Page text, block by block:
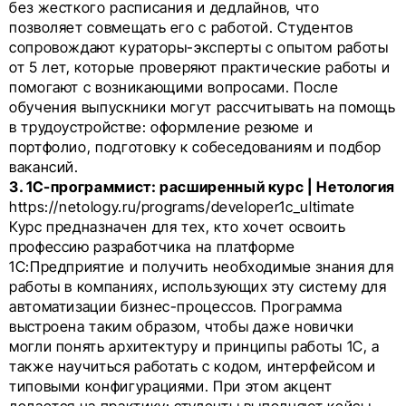
без жесткого расписания и дедлайнов, что
позволяет совмещать его с работой. Студентов
сопровождают кураторы-эксперты с опытом работы
от 5 лет, которые проверяют практические работы и
помогают с возникающими вопросами. После
обучения выпускники могут рассчитывать на помощь
в трудоустройстве: оформление резюме и
портфолио, подготовку к собеседованиям и подбор
вакансий.
3. 1С-программист: расширенный курс | Нетология
https://netology.ru/programs/developer1c_ultimate
Курс предназначен для тех, кто хочет освоить
профессию разработчика на платформе
1С:Предприятие и получить необходимые знания для
работы в компаниях, использующих эту систему для
автоматизации бизнес-процессов. Программа
выстроена таким образом, чтобы даже новички
могли понять архитектуру и принципы работы 1С, а
также научиться работать с кодом, интерфейсом и
типовыми конфигурациями. При этом акцент